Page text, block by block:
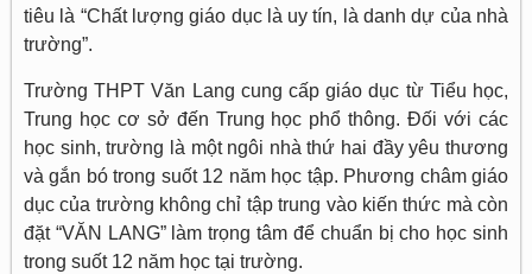
tiêu là “Chất lượng giáo dục là uy tín, là danh dự của nhà
trường”.
Trường THPT Văn Lang cung cấp giáo dục từ Tiểu học,
Trung học cơ sở đến Trung học phổ thông. Đối với các
học sinh, trường là một ngôi nhà thứ hai đầy yêu thương
và gắn bó trong suốt 12 năm học tập. Phương châm giáo
dục của trường không chỉ tập trung vào kiến thức mà còn
đặt “VĂN LANG” làm trọng tâm để chuẩn bị cho học sinh
trong suốt 12 năm học tại trường.